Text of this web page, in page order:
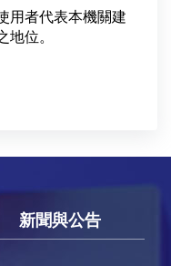
用者代表本機關建
地位。
新聞與公告